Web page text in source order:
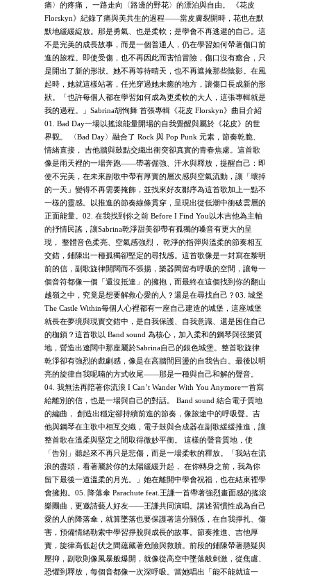
痛〉的疼痛， 一路走向〈路邊的野花〉的漂泊與自由。 《花皮
Florskyn》紀錄了痛與美共生的過程——當皮膚裂開時，花也在默
默地緩緩綻放。那是勇氣、也是柔軟；是學會不再逃避的自己。這
不是完美的成長故事，而是一個普通人，仍在學習如何帶著傷口前
進的旅程。即使受傷，也不再因此而害怕冒險，傷口沒有癒合，只
是開出了新的形狀。她不再等待晴天，也不再遮掩那些陰影。在風
起時，她就這樣站著，任光穿過她未癒的地方，讓傷口長成新的形
狀。「也許每個人都在學習如何成為更柔軟的大人，這張專輯就是
我的過程。」Sabrina胡恂舞 首張專輯《花皮 Florskyn》曲目介紹
01. Bad Day一場以搖滾能量開場的自我覺醒與屬於《花皮》的世
界觀。 〈Bad Day〉融合了 Rock 與 Pop Punk 元素，節奏乾脆、
情緒直接， 吉他牆與鼓點交織出衝突卻真實的青春焦慮。這首歌
像是雨天裡的一場奔跑——帶著倔強、汗水與釋放，提醒自己：即
使不完美，在未來副歌中帶有厚實的層次感與空氣流動，讓「壞掉
的一天」變得不再需要掩飾，並找來好友鄒序為這首歌加上一點不
一樣的靈感。以推進的節奏線條貫穿，呈現出從低潮中衝破雲層的
正面能量。02. 在我找到你之前 Before I Find You以木吉他為主軸
的抒情民謠，讓Sabrina乾淨甜美卻帶有孤獨的嗓音有更大的呈
現， 整體音色柔亮、空氣感強烈， 乾淨的指彈與溫柔的節奏相互
交錯，鋪陳出一種孤獨卻堅定的尋找感。這首歌像是一封寫在黎明
前的信，副歌旋律開闊而不張揚，樂器間留有呼吸的空間，讓每一
個音符都像一個「還沒抵達」的擁抱，而最終在這個找到你的翻山
越嶺之中，究竟是想要解救心愛的人？還是在尋找自己？03. 城堡
The Castle Within每個人心裡都有一座自己建造的城堡，這座城堡
就長在夢境與現實交錯中，是自我保護、自我意識、還是困住自己
的枷鎖？這首歌以 Band sound 為核心，加入柔和的鋼琴與弦樂質
地，營造出遼闊中那座屬於Sabrina自己的銀色城堡。整首歌旋律
乾淨卻有強烈的戲劇感，像是在高牆間回盪的自我告白。最後以明
亮的旋律自我呢喃的方式收尾——那是一種與自己和解的聲音。
04. 我無法再陪著你流浪 I Can’t Wander With You Anymore一首寫
給離別的信，也是一場與自己的對話。 Band sound 結合電子質地
的編曲， 創造出穩定卻持續前進的節奏，像旅途中的呼吸聲。吉
他與鋼琴在主歌中相互交織，電子鼓與合成器在副歌緩緩推進，讓
整首歌在溫柔與堅定之間取得微妙平衡。 這樣的聲音質地，使
「告別」聽起來不再只是悲傷，而是一場柔軟的釋放。「我站在流
浪的盡頭，看著屬於你的太陽緩緩升起， 在你轉身之前，我為你
留下最後一道溫柔的月光。」她在離開中學會祝福，也在結束裡學
會擁抱。05. 降落傘 Parachute feat.王謙一首帶著強烈畫面感的搖滾
樂團曲，更邀請藝人好友——王謙共同演唱。講述習慣性成為自己
愛的人的降落傘，就算墜落也要保護著這分關係，在自我掙扎、傷
害，預備情緒勒索中學習掙脫與成長的故事。節奏推進、吉他厚
實，旋律高低起伏之間蘊藏著危險與救贖。前段的鋪陳帶著懸疑與
壓抑，副歌則像風暴般爆開，就像從高空中墜落般刺激，從焦慮、
恐懼到釋放，每個音都像一次深呼吸。當她唱出「能不能就這一